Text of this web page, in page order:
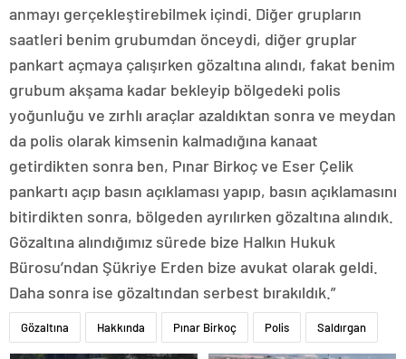
anmayı gerçekleştirebilmek içindi. Diğer grupların
saatleri benim grubumdan önceydi, diğer gruplar
pankart açmaya çalışırken gözaltına alındı, fakat benim
grubum akşama kadar bekleyip bölgedeki polis
yoğunluğu ve zırhlı araçlar azaldıktan sonra ve meydan
da polis olarak kimsenin kalmadığına kanaat
getirdikten sonra ben, Pınar Birkoç ve Eser Çelik
pankartı açıp basın açıklaması yapıp, basın açıklamasını
bitirdikten sonra, bölgeden ayrılırken gözaltına alındık.
Gözaltına alındığımız sürede bize Halkın Hukuk
Bürosu’ndan Şükriye Erden bize avukat olarak geldi.
Daha sonra ise gözaltından serbest bırakıldık.”
Gözaltına Hakkında Pınar Birkoç Polis Saldırgan